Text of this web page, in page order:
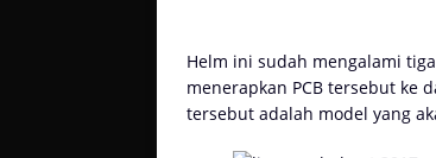
Helm ini sudah mengalami
menerapkan PCB tersebut ke
tersebut adalah model yang